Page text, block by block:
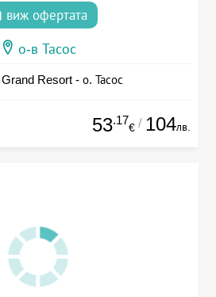
виж офертата
о-в Тасос
Resort - о. Тасос
53.17
€ / 104лв.